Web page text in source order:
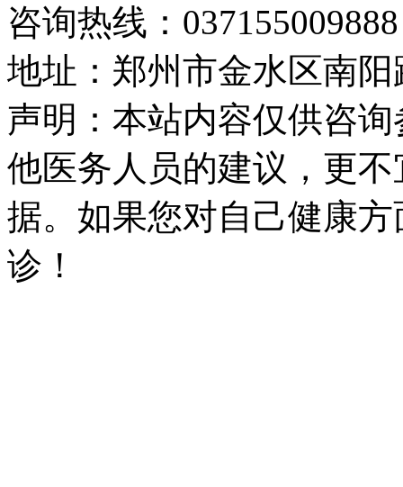
咨询热线：
地址：郑州市金水区南阳
声明：本站内容仅供咨
他医务人员的建议，更
据。如果您对自己健康
诊！